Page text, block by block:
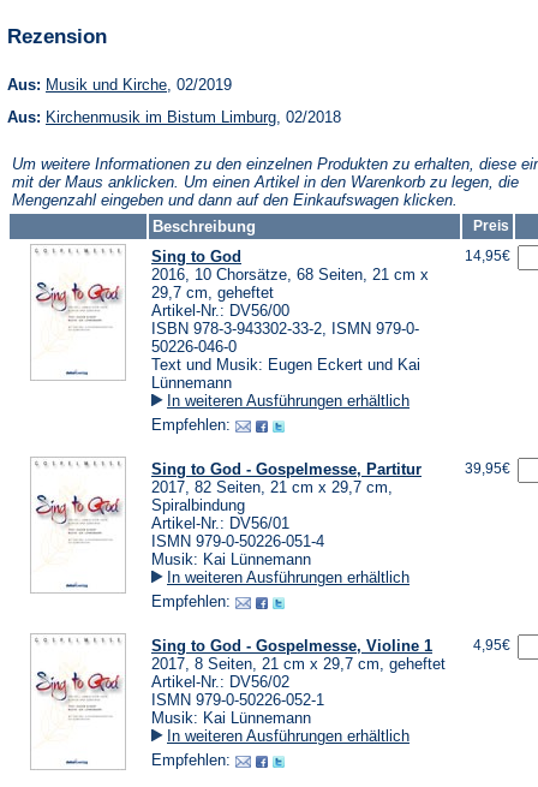
Rezension
Aus: Musik und Kirche(Öffnet
einem
, 02/2019
Aus: Kirchenmusik im Bistum Limburg(Öffnet
neuen
Tab)
, 02/2018
Um weitere Informationen zu den einzelnen Produkten zu erhalten, diese
mit der Maus anklicken. Um einen Artikel in den Warenkorb zu legen, die
Mengenzahl eingeben und dann auf den Einkaufswagen klicken.
Beschreibung
Preis
Sing to God
2016, 10 Chorsätze, 68 Seiten, 21 cm x
29,7 cm, geheftet
Artikel-Nr.: DV56/00
ISBN 978-3-943302-33-2, ISMN 979-0-
50226-046-0
Text und Musik: Eugen Eckert und Kai
Lünnemann
In weiteren Ausführungen erhältlich
Empfehlen:
14,95€
Sing to God - Gospelmesse, Partitur
2017, 82 Seiten, 21 cm x 29,7 cm,
Spiralbindung
Artikel-Nr.: DV56/01
ISMN 979-0-50226-051-4
Musik: Kai Lünnemann
In weiteren Ausführungen erhältlich
Empfehlen:
39,95€
Sing to God - Gospelmesse, Violine 1
2017, 8 Seiten, 21 cm x 29,7 cm, geheftet
Artikel-Nr.: DV56/02
ISMN 979-0-50226-052-1
Musik: Kai Lünnemann
In weiteren Ausführungen erhältlich
Empfehlen:
4,95€